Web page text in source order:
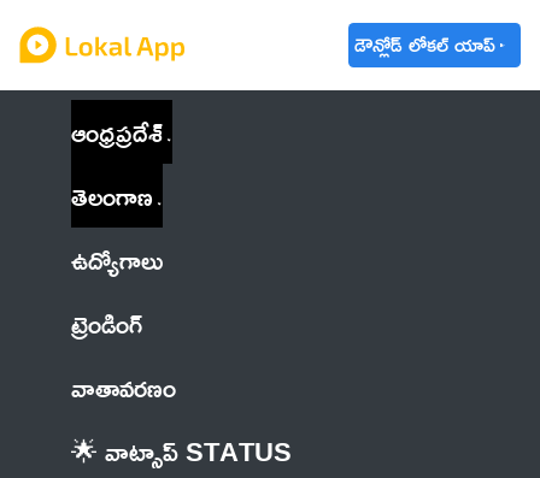
డౌన్లోడ్ లోకల్ యాప్
ఆంధ్రప్రదేశ్
తెలంగాణ
ఉద్యోగాలు
ట్రెండింగ్
వాతావరణం
🌟 వాట్సాప్ STATUS